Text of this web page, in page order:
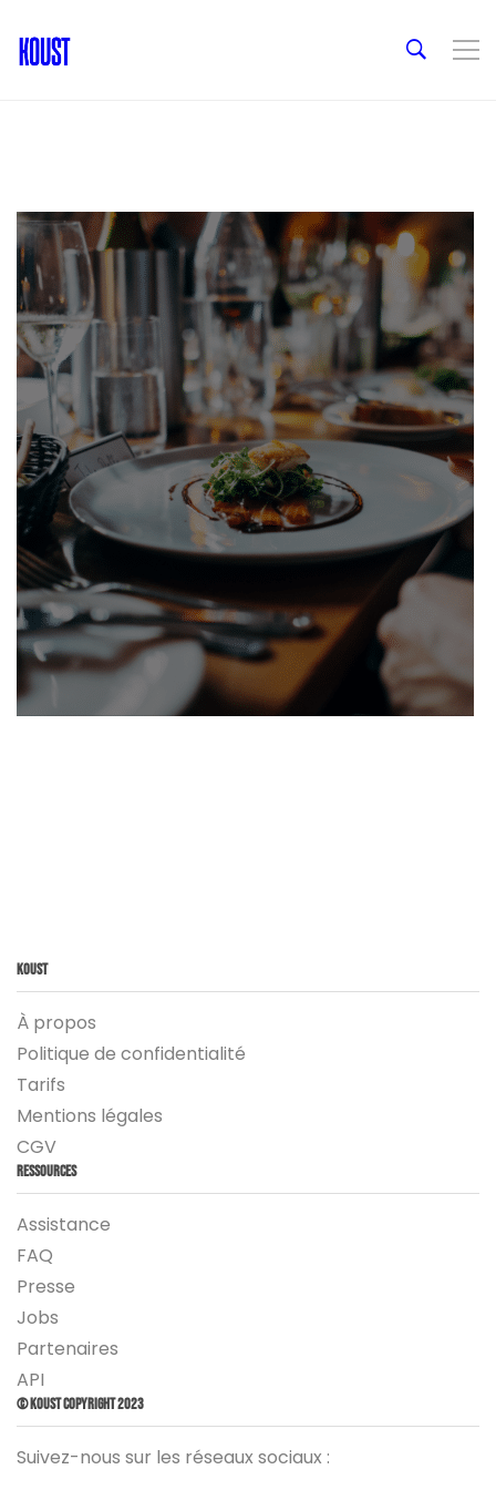
Koust
À propos
Politique de confidentialité
Tarifs
Mentions légales
CGV
Ressources
Assistance
FAQ
Presse
Jobs
Partenaires
API
© Koust Copyright 2023
Suivez-nous sur les réseaux sociaux :